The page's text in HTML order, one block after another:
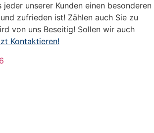
unserer Kunden einen besonderen
zufrieden ist! Zählen auch Sie zu
von uns Beseitig! Sollen wir auch
Kontaktieren!